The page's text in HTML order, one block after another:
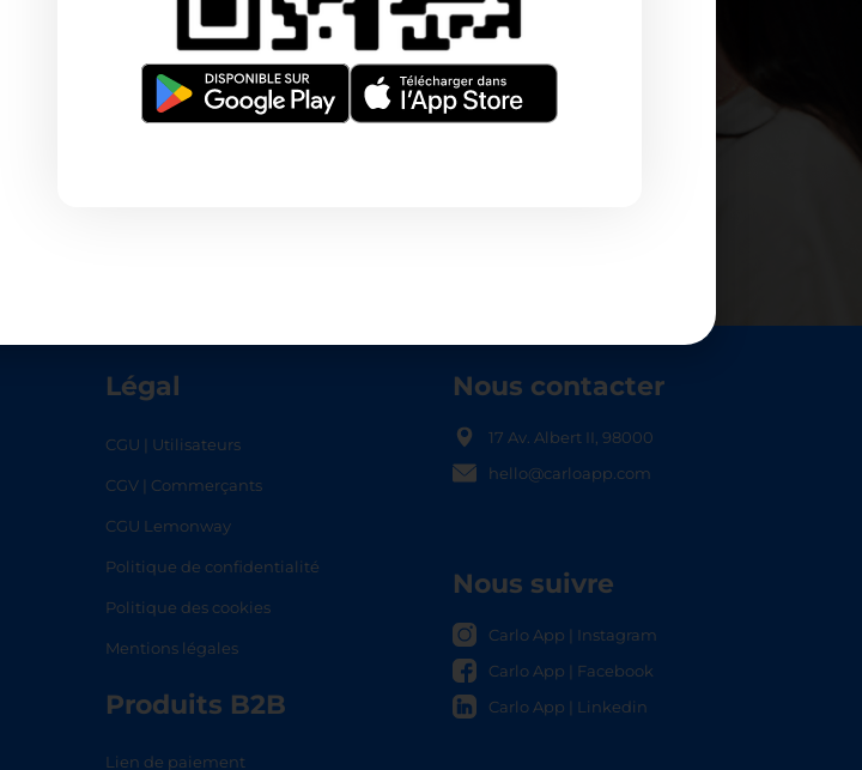
Légal
CGU | Utilisateurs
CGV | Commerçants
CGU Lemonway
Politique de confidentialité
Politique des cookies
Mentions légales
Produits B2B
Lien de paiement
Nous contacter
17 Av. Albert II, 98000
hello@carloapp.com
Nous suivre
Carlo App | Instagram
Carlo App | Facebook
Carlo App | Linkedin
SHOPLOCAL